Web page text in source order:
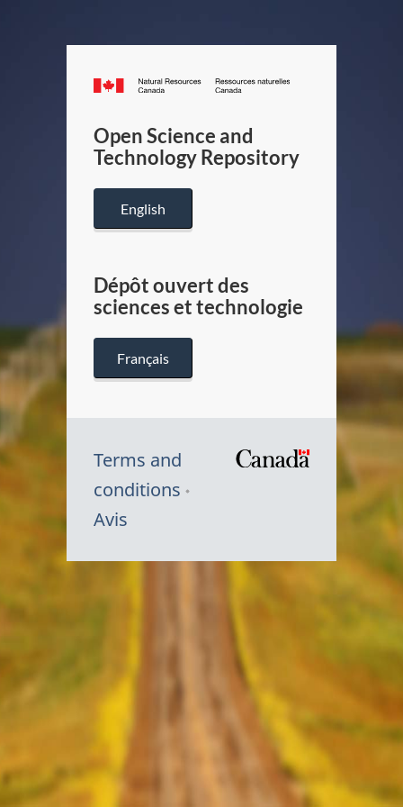
Canada.ca
/
Canada
Open Science and
Technology Repository
English
Dépôt ouvert des
sciences et technologie
Français
Terms and
conditions
Avis
Symbole
Canada